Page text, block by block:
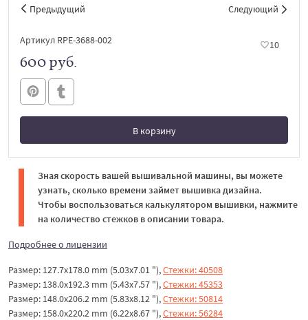
Предыдущий Следующий
Артикул RPE-3688-002 10
600 руб.
В корзину
В корзине
Зная скорость вашей вышивальной машины, вы можете
узнать, сколько времени займет вышивка дизайна.
Чтобы воспользоваться калькулятором вышивки, нажмите
на количество стежков в описании товара.
Подробнее о лицензии
Размер: 127.7x178.0 mm (5.03x7.01 "),Стежки: 40508
Размер: 138.0x192.3 mm (5.43x7.57 "),Стежки: 45353
Размер: 148.0x206.2 mm (5.83x8.12 "),Стежки: 50814
Размер: 158.0x220.2 mm (6.22x8.67 "),Стежки: 56284